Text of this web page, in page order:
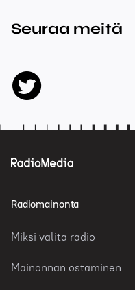
Seuraa meitä
twitter
Radiomainonta
Miksi valita radio
Mainonnan ostaminen